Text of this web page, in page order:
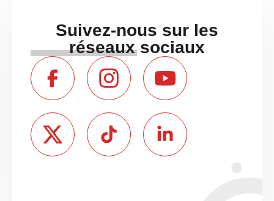
Suivez-nous sur les
réseaux sociaux